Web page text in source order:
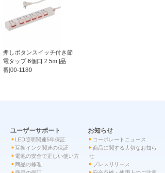
押しボタンスイッチ付き節
電タップ 6個口 2.5m [品
番]00-1180
ユーザーサポート
LED照明関連5年保証
互換インク関連の保証
電池の安全で正しい使い方
商品の修理
お知らせ
コーポレートニュース
商品に関する大切なお知ら
せ
プレスリリース